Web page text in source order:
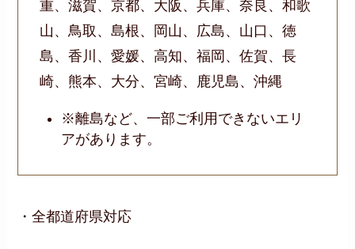
重、滋賀、京都、大阪、兵庫、奈良、和歌
山、鳥取、島根、岡山、広島、山口、徳
島、香川、愛媛、高知、福岡、佐賀、長
崎、熊本、大分、宮崎、鹿児島、沖縄
※離島など、一部ご利用できないエリ
アがあります。
・全都道府県対応